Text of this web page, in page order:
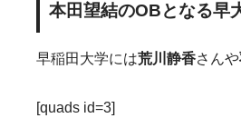
本田望結のOBとなる早
早稲田大学には荒川静香さんや
[quads id=3]